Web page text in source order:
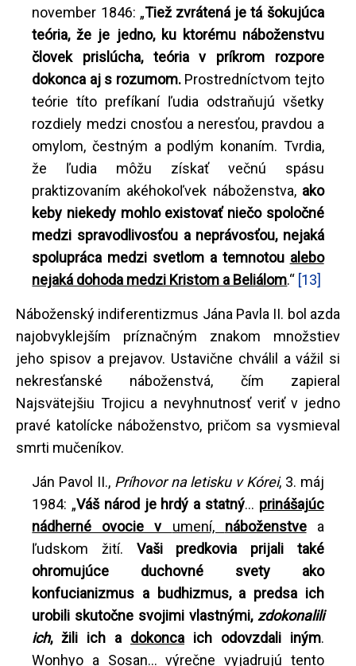
november 1846: „Tiež zvrátená je tá šokujúca
teória, že je jedno, ku ktorému náboženstvu
človek prislúcha, teória v príkrom rozpore
dokonca aj s rozumom.Prostredníctvom tejto
teórie títo prefíkaní ľudia odstraňujú všetky
rozdiely medzi cnosťou a neresťou, pravdou a
omylom, čestným a podlým konaním. Tvrdia,
že ľudia môžu získať večnú spásu
praktizovaním akéhokoľvek náboženstva, ako
keby niekedy mohlo existovať niečo spoločné
medzi spravodlivosťou a neprávosťou, nejaká
spolupráca medzi svetlom a temnotou alebo
nejaká dohoda medzi Kristom a Beliálom.“ [13]
Náboženský indiferentizmus Jána Pavla II. bol azda
najobvyklejším príznačným znakom množstiev
jeho spisov a prejavov. Ustavične chválil a vážil si
nekresťanské náboženstvá, čím zapieral
Najsvätejšiu Trojicu a nevyhnutnosť veriť v jedno
pravé katolícke náboženstvo, pričom sa vysmieval
smrti mučeníkov.
Ján Pavol II., Príhovor na letisku v Kórei, 3. máj
1984: „Váš národ je hrdý a statný... prinášajúc
nádherné ovocie v umení, náboženstvea
ľudskom žití. Vaši predkovia prijali také
ohromujúce duchovné svety ako
konfucianizmus a budhizmus, a predsa ich
urobili skutočne svojimi vlastnými, zdokonalili
ich, žili ich a dokoncaich odovzdali iným.
Wonhyo a Sosan... výrečne vyjadrujú tento